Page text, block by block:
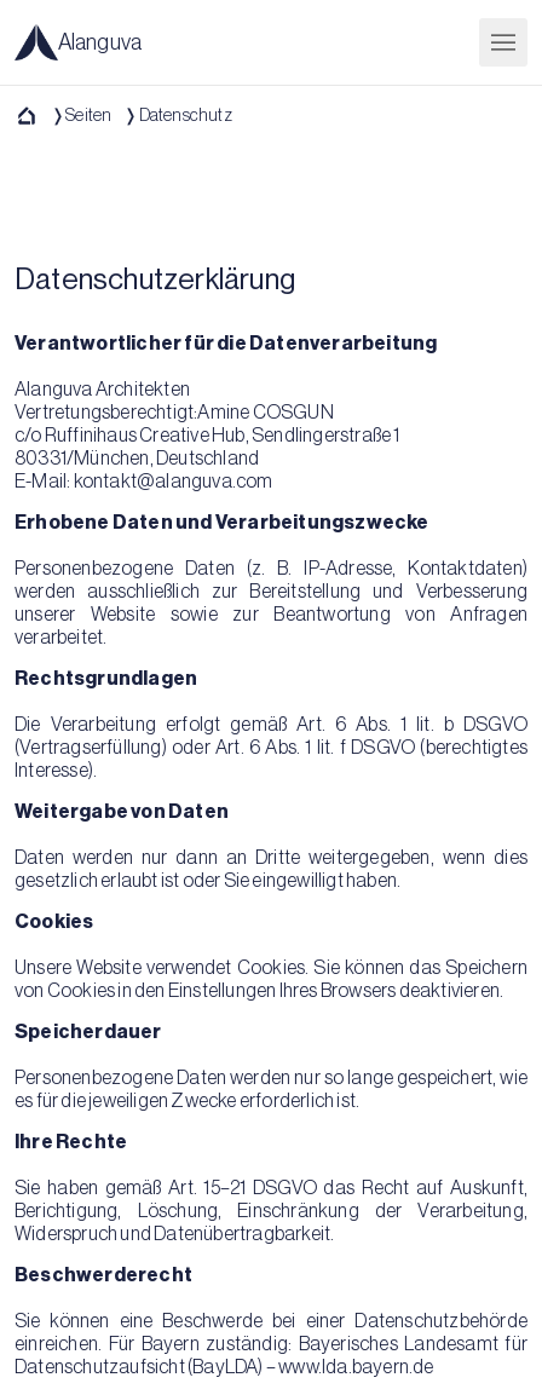
Alanguva
Seiten Datenschutz
Datenschutzerklärung
Verantwortlicher für die Datenverarbeitung
Alanguva Architekten
Vertretungsberechtigt:Amine COSGUN
c/o Ruffinihaus Creative Hub, Sendlingerstraße 1
80331/München, Deutschland
E-Mail: kontakt@alanguva.com
Erhobene Daten und Verarbeitungszwecke
Personenbezogene Daten (z. B. IP-Adresse, Kontaktdaten)
werden ausschließlich zur Bereitstellung und Verbesserung
unserer Website sowie zur Beantwortung von Anfragen
verarbeitet.
Rechtsgrundlagen
Die Verarbeitung erfolgt gemäß Art. 6 Abs. 1 lit. b DSGVO
(Vertragserfüllung) oder Art. 6 Abs. 1 lit. f DSGVO (berechtigtes
Interesse).
Weitergabe von Daten
Daten werden nur dann an Dritte weitergegeben, wenn dies
gesetzlich erlaubt ist oder Sie eingewilligt haben.
Cookies
Unsere Website verwendet Cookies. Sie können das Speichern
von Cookies in den Einstellungen Ihres Browsers deaktivieren.
Speicherdauer
Personenbezogene Daten werden nur so lange gespeichert, wie
es für die jeweiligen Zwecke erforderlich ist.
Ihre Rechte
Sie haben gemäß Art. 15–21 DSGVO das Recht auf Auskunft,
Berichtigung, Löschung, Einschränkung der Verarbeitung,
Widerspruch und Datenübertragbarkeit.
Beschwerderecht
Sie können eine Beschwerde bei einer Datenschutzbehörde
einreichen. Für Bayern zuständig: Bayerisches Landesamt für
Datenschutzaufsicht (BayLDA) –www.lda.bayern.de